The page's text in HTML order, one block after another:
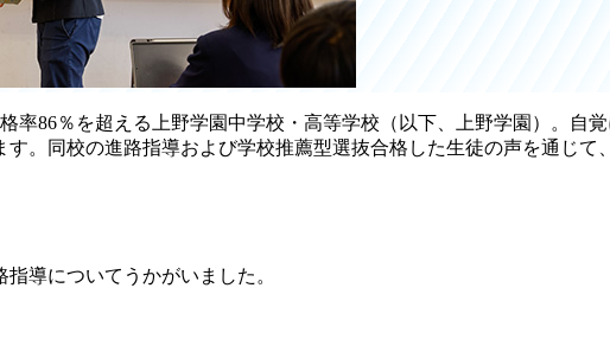
率86％を超える上野学園中学校・高等学校（以下、上野学園）。自
。同校の進路指導および学校推薦型選抜合格した生徒の声を通じて
導についてうかがいました。